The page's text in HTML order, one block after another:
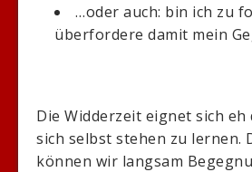
…oder auch: bin ich zu
überfordere damit mein
Die Widderzeit eignet sich
sich selbst stehen zu lernen.
können wir langsam